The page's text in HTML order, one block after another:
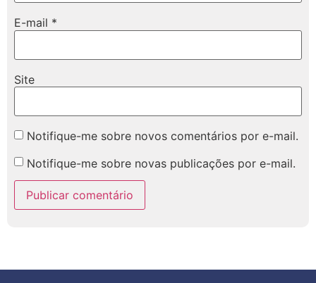
E-mail *
Site
Notifique-me sobre novos comentários por e-mail.
Notifique-me sobre novas publicações por e-mail.